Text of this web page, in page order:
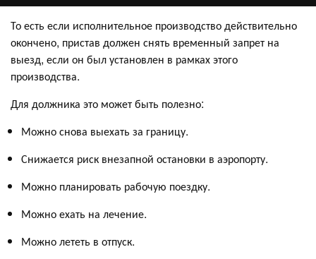
То есть если исполнительное производство действительно
окончено, пристав должен снять временный запрет на
выезд, если он был установлен в рамках этого
производства.
Для должника это может быть полезно:
Можно снова выехать за границу.
Снижается риск внезапной остановки в аэропорту.
Можно планировать рабочую поездку.
Можно ехать на лечение.
Можно лететь в отпуск.